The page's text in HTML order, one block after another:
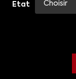
Etat